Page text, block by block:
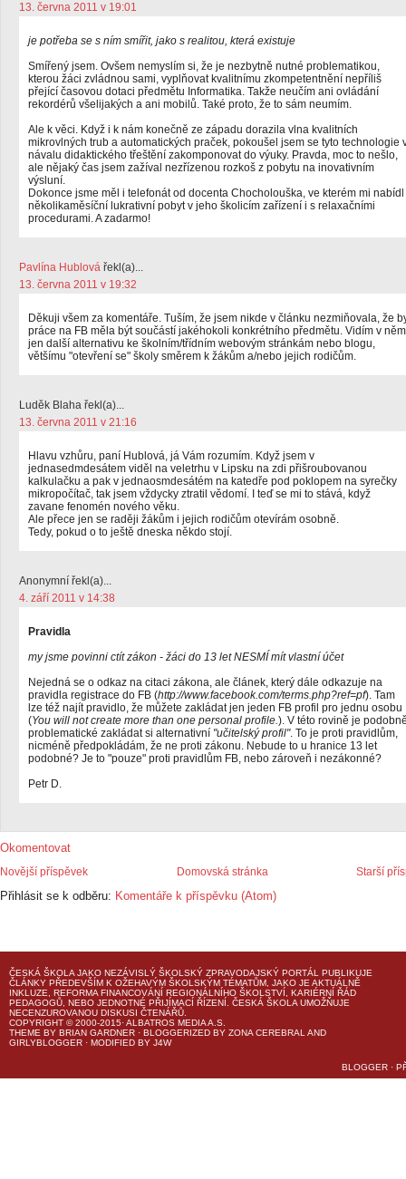
13. června 2011 v 19:01
je potřeba se s ním smířit, jako s realitou, která existuje
Smířený jsem. Ovšem nemyslím si, že je nezbytně nutné problematikou,
kterou žáci zvládnou sami, vyplňovat kvalitnímu zkompetentnění nepříliš
přející časovou dotaci předmětu Informatika. Takže neučím ani ovládání
rekordérů všelijakých a ani mobilů. Také proto, že to sám neumím.
Ale k věci. Když i k nám konečně ze západu dorazila vlna kvalitních
mikrovlných trub a automatických praček, pokoušel jsem se tyto technologie
návalu didaktického třeštění zakomponovat do výuky. Pravda, moc to nešlo,
ale nějaký čas jsem zažíval nezřízenou rozkoš z pobytu na inovativním
výsluní.
Dokonce jsme měl i telefonát od docenta Chocholouška, ve kterém mi nabídl
několikaměsíční lukrativní pobyt v jeho školicím zařízení i s relaxačními
procedurami. A zadarmo!
Pavlína Hublová řekl(a)...
13. června 2011 v 19:32
Děkuji všem za komentáře. Tuším, že jsem nikde v článku nezmiňovala, že
práce na FB měla být součástí jakéhokoli konkrétního předmětu. Vidím v něm
jen další alternativu ke školním/třídním webovým stránkám nebo blogu,
většímu "otevření se" školy směrem k žákům a/nebo jejich rodičům.
Luděk Blaha řekl(a)...
13. června 2011 v 21:16
Hlavu vzhůru, paní Hublová, já Vám rozumím. Když jsem v
jednasedmdesátem viděl na veletrhu v Lipsku na zdi přišroubovanou
kalkulačku a pak v jednaosmdesátém na katedře pod poklopem na syrečky
mikropočítač, tak jsem vždycky ztratil vědomí. I teď se mi to stává, když
zavane fenomén nového věku.
Ale přece jen se raději žákům i jejich rodičům otevírám osobně.
Tedy, pokud o to ještě dneska někdo stojí.
Anonymní řekl(a)...
4. září 2011 v 14:38
Pravidla
my jsme povinni ctít zákon - žáci do 13 let NESMÍ mít vlastní účet
Nejedná se o odkaz na citaci zákona, ale článek, který dále odkazuje na
pravidla registrace do FB (http://www.facebook.com/terms.php?ref=pf). Tam
lze též najít pravidlo, že můžete zakládat jen jeden FB profil pro jednu osobu
(You will not create more than one personal profile.). V této rovině je
problematické zakládat si alternativní "učitelský profil". To je proti pravidlům,
nicméně předpokládám, že ne proti zákonu. Nebude to u hranice 13 let
podobné? Je to "pouze" proti pravidlům FB, nebo zároveň i nezákonné?
Petr D.
Okomentovat
Novější příspěvek Starší
Domovská stránka
Přihlásit se k odběru: Komentáře k příspěvku (Atom)
ČESKÁ ŠKOLA JAKO NEZÁVISLÝ ŠKOLSKÝ ZPRAVODAJSKÝ PORTÁL PUBLIKUJE
ČLÁNKY PŘEDEVŠÍM K OŽEHAVÝM ŠKOLSKÝM TÉMATŮM, JAKO JE AKTUÁLNĚ
INKLUZE, REFORMA FINANCOVÁNÍ REGIONÁLNÍHO ŠKOLSTVÍ, KARIÉRNÍ ŘÁD
PEDAGOGŮ, NEBO JEDNOTNÉ PŘIJÍMACÍ ŘÍZENÍ. ČESKÁ ŠKOLA UMOŽŇUJE
NECENZUROVANOU DISKUSI ČTENÁŘŮ.
COPYRIGHT © 2000-2015· ALBATROS MEDIA A.S.
THEME BY BRIAN GARDNER · BLOGGERIZED BY ZONA CEREBRAL AND
GIRLYBLOGGER · MODIFIED BY J4W
BLOGGER ·